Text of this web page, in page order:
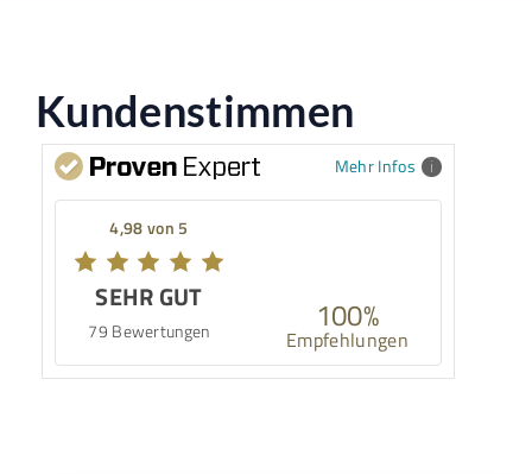
Kundenstimmen
Mehr Infos
4,98 von 5
SEHR GUT
79 Bewertungen 100%
Empfehlungen